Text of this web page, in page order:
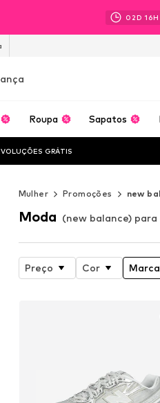
02D 16H
Roupa Sapatos
GRÁTIS
Mulher Promoções new
Moda (new balance)
Preço Cor Marca